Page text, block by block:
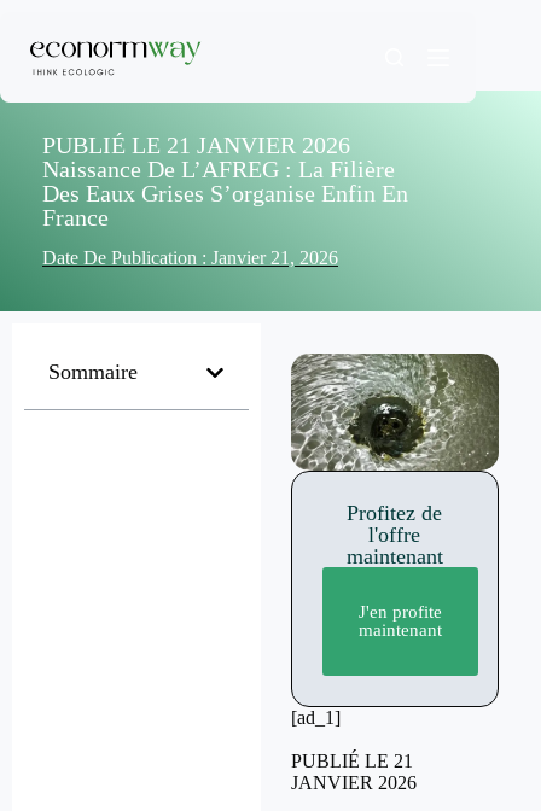
PUBLIÉ LE 21 JANVIER 2026
Naissance De L’AFREG : La Filière
Des Eaux Grises S’organise Enfin En
France
Date De Publication : Janvier 21, 2026
Profitez de
l'offre
maintenant
J'en profite
maintenant
[ad_1]
PUBLIÉ LE 21
JANVIER 2026
Sommaire